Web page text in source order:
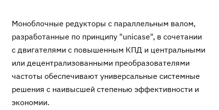
Моноблочные редукторы с параллельным валом,
разработанные по принципу "unicase", в сочетании
с двигателями с повышенным КПД и центральными
или децентрализованными преобразователями
частоты обеспечивают универсальные системные
решения с наивысшей степенью эффективности и
экономии.